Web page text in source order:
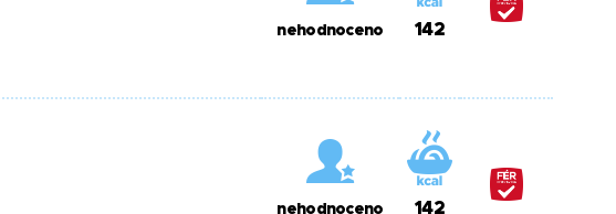
nehodnoceno 142
nehodnoceno 142